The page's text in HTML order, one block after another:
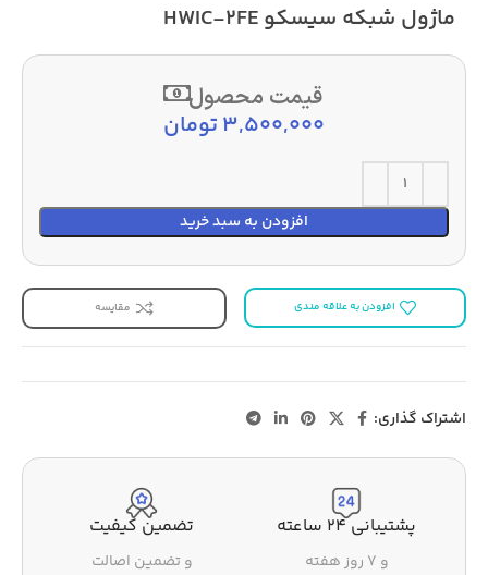
ماژول شبکه سیسکو HWIC-2FE
قیمت محصول
3,500,000تومان
افزودن به سبد خرید
افزودن به علاقه مندی مقایسه
اشتراک گذاری:
پشتیبانی ۲۴ ساعته
و ۷ روز هفته
تضمین کیفیت
و تضمین اصالت